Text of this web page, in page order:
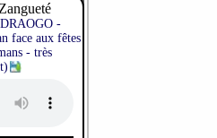
-
face aux fêtes
- très